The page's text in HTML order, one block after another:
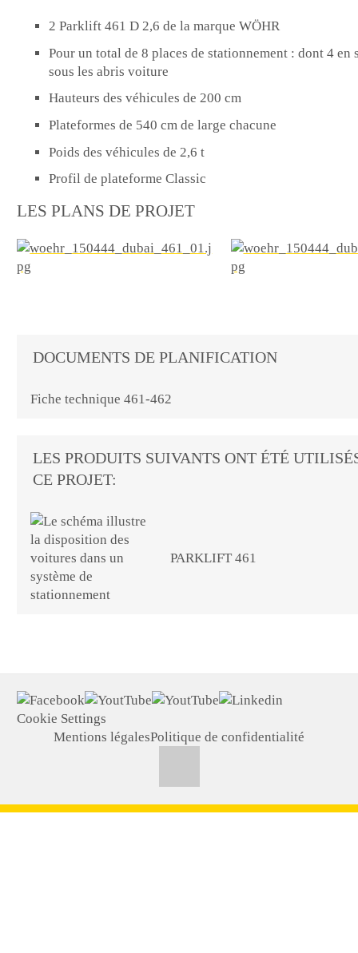
2 Parklift 461 D 2,6 de la marque WÖHR
Pour un total de 8 places de stationnement : dont 4 en
sous les abris voiture
Hauteurs des véhicules de 200 cm
Plateformes de 540 cm de large chacune
Poids des véhicules de 2,6 t
Profil de plateforme Classic
LES PLANS DE PROJET
DOCUMENTS DE PLANIFICATION
Fiche technique 461-462
LES PRODUITS SUIVANTS ONT ÉTÉ
CE PROJET:
PARKLIFT 461
Cookie Settings
Mentions légalesPolitique de confidentialité